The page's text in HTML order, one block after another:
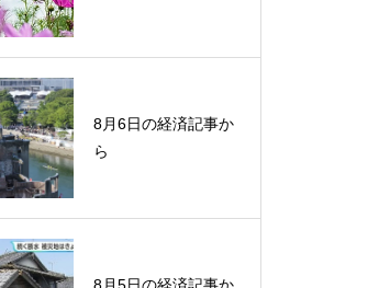
8月6日の経済記事か
ら